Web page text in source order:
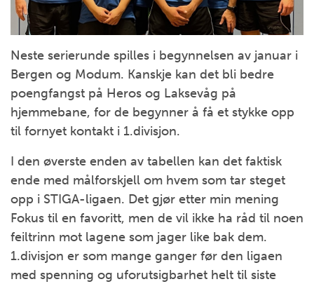
Neste serierunde spilles i begynnelsen av januar i
Bergen og Modum. Kanskje kan det bli bedre
poengfangst på Heros og Laksevåg på
hjemmebane, for de begynner å få et stykke opp
til fornyet kontakt i 1.divisjon.
I den øverste enden av tabellen kan det faktisk
ende med målforskjell om hvem som tar steget
opp i STIGA-ligaen. Det gjør etter min mening
Fokus til en favoritt, men de vil ikke ha råd til noen
feiltrinn mot lagene som jager like bak dem.
1.divisjon er som mange ganger før den ligaen
med spenning og uforutsigbarhet helt til siste